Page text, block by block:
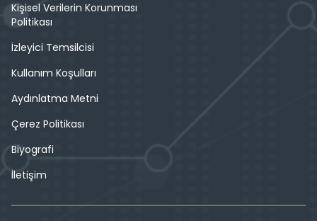
Kişisel Verilerin Korunması
Politikası
İzleyici Temsilcisi
Kullanım Koşulları
Aydınlatma Metni
Çerez Politikası
Biyografi
İletişim